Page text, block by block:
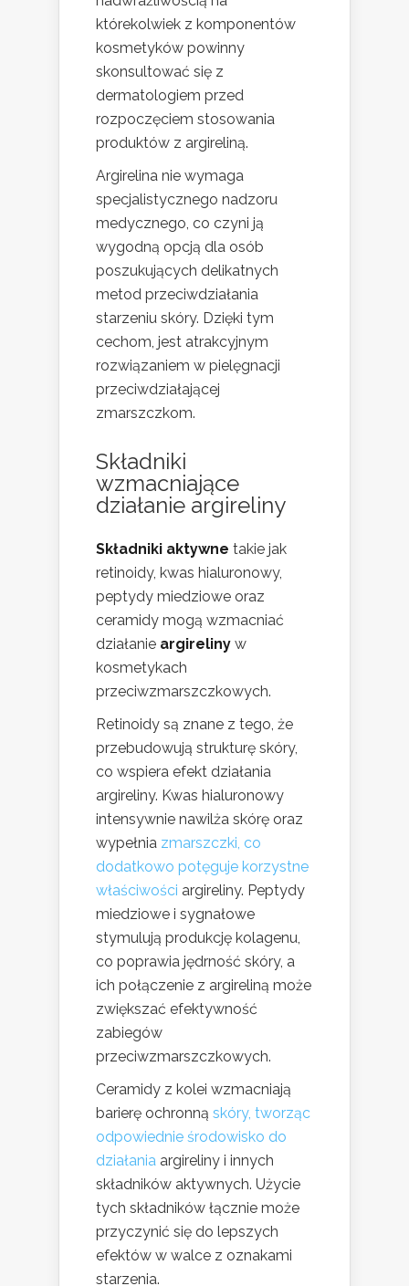
którekolwiek z komponentów
kosmetyków powinny
skonsultować się z
dermatologiem przed
rozpoczęciem stosowania
produktów z argireliną.
Argirelina nie wymaga
specjalistycznego nadzoru
medycznego, co czyni ją
wygodną opcją dla osób
poszukujących delikatnych
metod przeciwdziałania
starzeniu skóry. Dzięki tym
cechom, jest atrakcyjnym
rozwiązaniem w pielęgnacji
przeciwdziałającej
zmarszczkom.
Składniki
wzmacniające
działanie argireliny
Składniki aktywne takie jak
retinoidy, kwas hialuronowy,
peptydy miedziowe oraz
ceramidy mogą wzmacniać
działanie argireliny w
kosmetykach
przeciwzmarszczkowych.
Retinoidy są znane z tego, że
przebudowują strukturę skóry,
co wspiera efekt działania
argireliny. Kwas hialuronowy
intensywnie nawilża skórę oraz
wypełnia zmarszczki, co
dodatkowo potęguje korzystne
właściwości argireliny. Peptydy
miedziowe i sygnałowe
stymulują produkcję kolagenu,
co poprawia jędrność skóry, a
ich połączenie z argireliną może
zwiększać efektywność
zabiegów
przeciwzmarszczkowych.
Ceramidy z kolei wzmacniają
barierę ochronną skóry, tworząc
odpowiednie środowisko do
działania argireliny i innych
składników aktywnych. Użycie
tych składników łącznie może
przyczynić się do lepszych
efektów w walce z oznakami
starzenia.